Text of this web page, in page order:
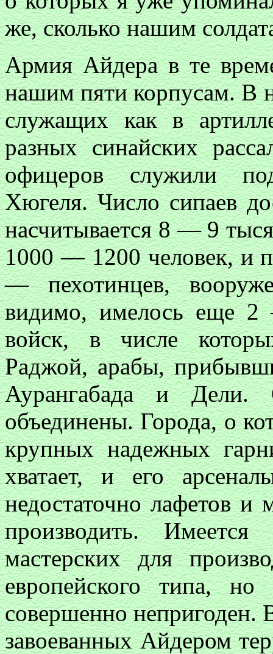
же, сколько нашим
Армия Айдера в те
нашим пяти корпусам. В
служащих как в
разных синайских
офицеров служили
Хюгеля. Число сипаев
насчитывается 8 — 9
1000 — 1200 человек, и
— пехотинцев,
видимо, имелось еще 2
войск, в числе
Раджой, арабы,
Аурангабада и Дели.
объединены. Города, о
крупных надежных
хватает, и его
недостаточно лафетов и
производить.
мастерских для
европейского типа,
совершенно непригоден.
завоеванных Айдером